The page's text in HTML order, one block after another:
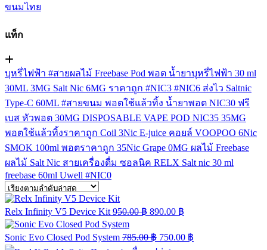
ขนมไทย
แท็ก
บุหรี่ไฟฟ้า #สายผลไม้ Freebase Pod พอต น้ำยาบุหรี่ไฟฟ้า 30 ml
30ML 3MG Salt Nic 6MG ราคาถูก #NIC3 #NIC6 ส่งไว Saltnic
Type-C 60ML #สายขนม พอตใช้แล้วทิ้ง น้ำยาพอต NIC30 ฟรี
เบส หัวพอต 30MG DISPOSABLE VAPE POD NIC35 35MG
พอตใช้แล้วทิ้งราคาถูก Coil 3Nic E-juice คอยล์ VOOPOO 6Nic
SMOK 100ml พอตราคาถูก 35Nic Grape 0MG ผลไม้ Freebase
ผลไม้ Salt Nic สายเครื่องดื่ม ซอลนิค RELX Salt nic 30 ml
freebase 60ml Uwell #NIC0
Relx Infinity V5 Device Kit 950.00฿ 890.00 ฿
Sonic Evo Closed Pod System 785.00฿ 750.00 ฿